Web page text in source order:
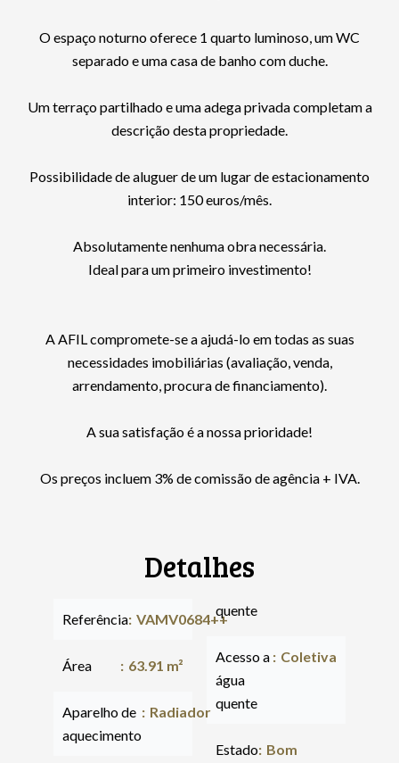
O espaço noturno oferece 1 quarto luminoso, um WC
separado e uma casa de banho com duche.
Um terraço partilhado e uma adega privada completam a
descrição desta propriedade.
Possibilidade de aluguer de um lugar de estacionamento
interior: 150 euros/mês.
Absolutamente nenhuma obra necessária.
Ideal para um primeiro investimento!
A AFIL compromete-se a ajudá-lo em todas as suas
necessidades imobiliárias (avaliação, venda,
arrendamento, procura de financiamento).
A sua satisfação é a nossa prioridade!
Os preços incluem 3% de comissão de agência + IVA.
Detalhes
Referência VAMV0684++
Área 63.91 m²
Aparelho de
aquecimento
Radiador
quente
Acesso a
água
quente
Coletiva
Estado Bom